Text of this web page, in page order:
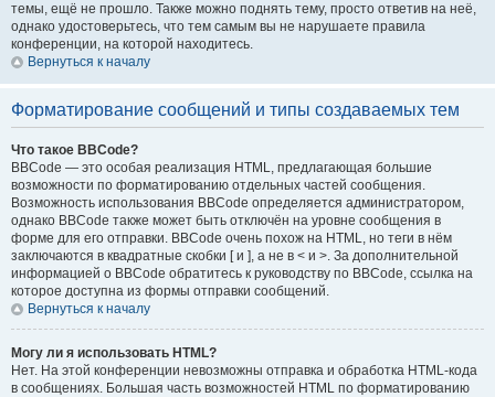
темы, ещё не прошло. Также можно поднять тему, просто ответив на неё,
однако удостоверьтесь, что тем самым вы не нарушаете правила
конференции, на которой находитесь.
Вернуться к началу
Форматирование сообщений и типы создаваемых тем
Что такое BBCode?
BBCode — это особая реализация HTML, предлагающая большие
возможности по форматированию отдельных частей сообщения.
Возможность использования BBCode определяется администратором,
однако BBCode также может быть отключён на уровне сообщения в
форме для его отправки. BBCode очень похож на HTML, но теги в нём
заключаются в квадратные скобки [ и ], а не в < и >. За дополнительной
информацией о BBCode обратитесь к руководству по BBCode, ссылка на
которое доступна из формы отправки сообщений.
Вернуться к началу
Могу ли я использовать HTML?
Нет. На этой конференции невозможны отправка и обработка HTML-кода
в сообщениях. Большая часть возможностей HTML по форматированию